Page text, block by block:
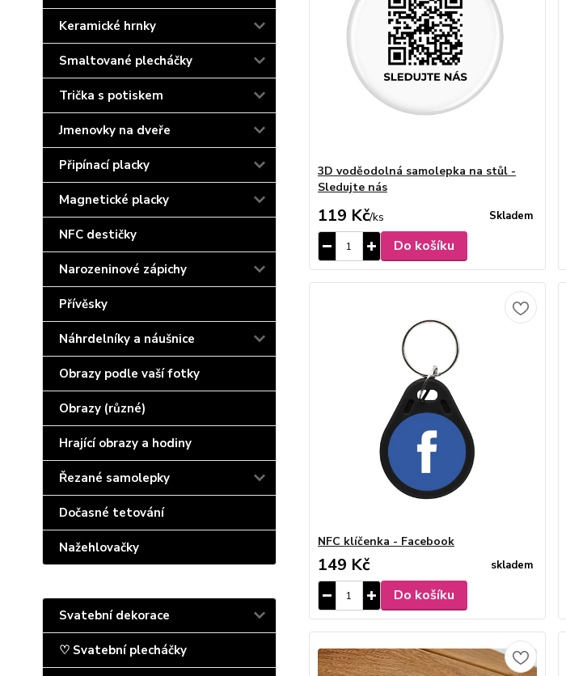
Keramické hrnky
Smaltované plecháčky
Trička s potiskem
Jmenovky na dveře
Připínací placky
Magnetické placky
NFC destičky
Narozeninové zápichy
Přívěsky
Náhrdelníky a náušnice
Obrazy podle vaší fotky
Obrazy (různé)
Hrající obrazy a hodiny
Řezané samolepky
Dočasné tetování
Nažehlovačky
Svatební dekorace
♡ Svatební plecháčky
3D voděodolná samolepka na stůl -
Sledujte nás
119 Kč/ks Skladem
Do košíku
NFC klíčenka - Facebook
149 Kč skladem
Do košíku